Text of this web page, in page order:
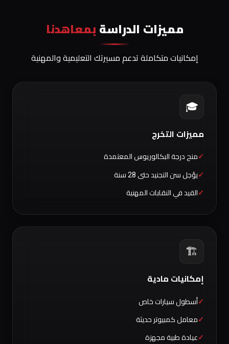
مميزات الدراسة بمعاهدنا
إمكانيات متكاملة تدعم مسيرتك التعليمية والمهنية
🎓
مميزات التخرج
منح درجة البكالوريوس المعتمدة
يؤجل سن التجنيد حتى 28 سنة
القيد في النقابات المهنية
🏗️
إمكانيات مادية
أسطول سيارات خاص
معامل كمبيوتر حديثة
عيادة طبية مجهزة